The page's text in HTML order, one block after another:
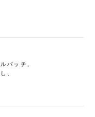
パッチ。
、